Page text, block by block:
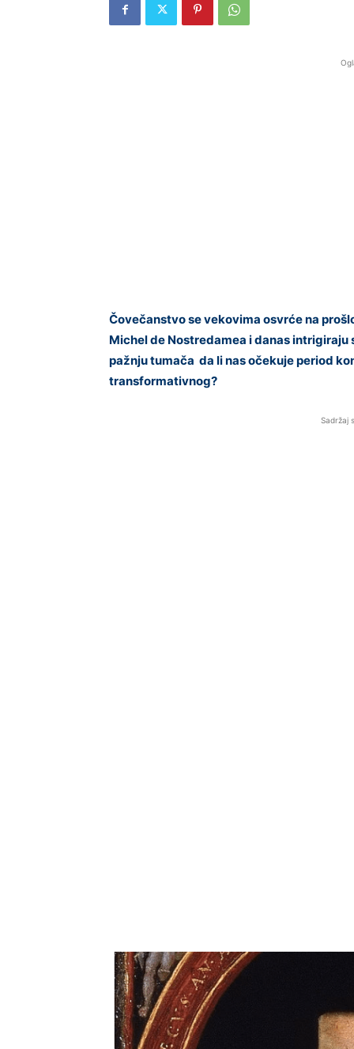
Čovečanstvo se vekovima osvrće na
Michel de Nostredamea i danas
pažnju tumača da li nas očekuje period
transformativnog?
Sadržaj